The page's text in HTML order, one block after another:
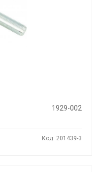
1929-002
Код: 201439-3